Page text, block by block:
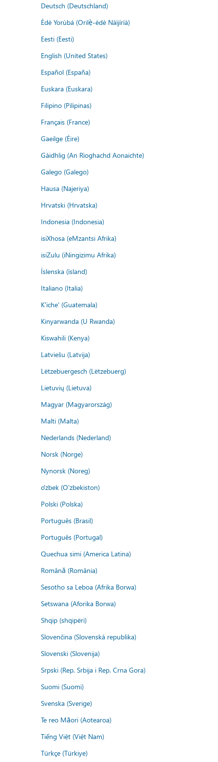
Deutsch (Deutschland)
Èdè Yorùbá (Orilẹ̀-èdè Nàìjíríà)
Eesti (Eesti)
English (United States)
Español (España)
Euskara (Euskara)
Filipino (Pilipinas)
Français (France)
Gaeilge (Éire)
Gàidhlig (An Rìoghachd Aonaichte)
Galego (Galego)
Hausa (Najeriya)
Hrvatski (Hrvatska)
Indonesia (Indonesia)
isiXhosa (eMzantsi Afrika)
isiZulu (iNingizimu Afrika)
Íslenska (ísland)
Italiano (Italia)
K'iche' (Guatemala)
Kinyarwanda (U Rwanda)
Kiswahili (Kenya)
Latviešu (Latvija)
Lëtzebuergesch (Lëtzebuerg)
Lietuvių (Lietuva)
Magyar (Magyarország)
Malti (Malta)
Nederlands (Nederland)
Norsk (Norge)
Nynorsk (Noreg)
o'zbek (O'zbekiston)
Polski (Polska)
Português (Brasil)
Português (Portugal)
Quechua simi (America Latina)
Română (România)
Sesotho sa Leboa (Afrika Borwa)
Setswana (Aforika Borwa)
Shqip (shqipëri)
Slovenčina (Slovenská republika)
Slovenski (Slovenija)
Srpski (Rep. Srbija i Rep. Crna Gora)
Suomi (Suomi)
Svenska (Sverige)
Te reo Māori (Aotearoa)
Tiếng Việt (Việt Nam)
Türkçe (Türkiye)